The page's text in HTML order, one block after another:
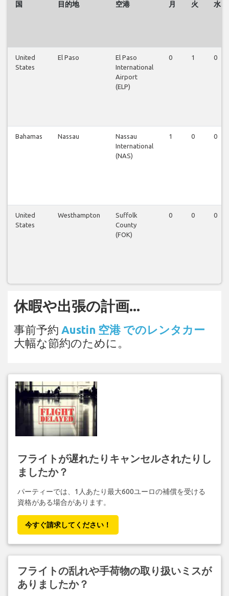
国 目的地 空港 月 火 水
United
States
El Paso
El Paso
International
Airport
(ELP)
0 1 0
Bahamas Nassau
Nassau
International
(NAS)
1 0 0
United
States
Westhampton
Suffolk
County
(FOK)
0 0 0
休暇や出張の計画...
事前予約 Austin 空港 でのレンタカー
大幅な節約のために。
フライトが遅れたりキャンセルされたりし
ましたか？
パーティーでは、1人あたり最大600ユーロの補償を受ける
資格がある場合があります。
今すぐ請求してください！
フライトの乱れや手荷物の取り扱いミスが
ありましたか？